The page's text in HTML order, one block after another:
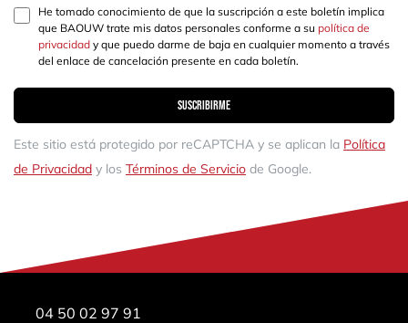
He tomado conocimiento de que la suscripción a este boletín implica
que BAOUW trate mis datos personales conforme a su política de
privacidad y que puedo darme de baja en cualquier momento a través
del enlace de cancelación presente en cada boletín.
Suscribirme
Este sitio está protegido por reCAPTCHA y se aplican la Política
de Privacidad y los Términos de Servicio de Google.
04 50 02 97 91